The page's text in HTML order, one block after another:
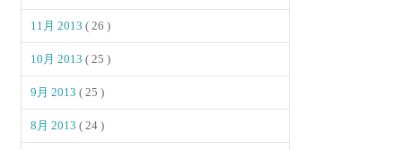
11月 2013( 26 )
10月 2013( 25 )
9月 2013( 25 )
8月 2013( 24 )